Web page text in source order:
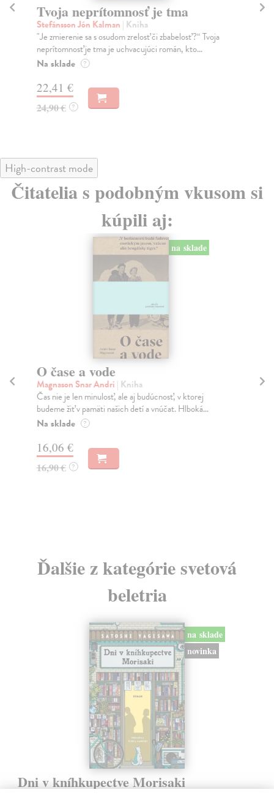
Tvoja neprítomnosť je tma
Stefánsson Jón Kalman | Kniha
"Je zmierenie sa s osudom zrelosť či zbabelosť?“ Tvoja
neprítomnosť je tma je uchvacujúci román, kto...
Na sklade ?
22,41 €
24,90 € ?
High-contrast mode
Čitatelia s podobným vkusom si
kúpili aj:
na sklade
O čase a vode
Magnason Snar Andri | Kniha
Čas nie je len minulosť, ale aj budúcnosť, v ktorej
budeme žiť v pamäti našich detí a vnúčat. Hlboká...
Na sklade ?
16,06 €
16,90 € ?
Ďalšie z kategórie svetová
beletria
na sklade
novinka
Dni v kníhkupectve Morisaki